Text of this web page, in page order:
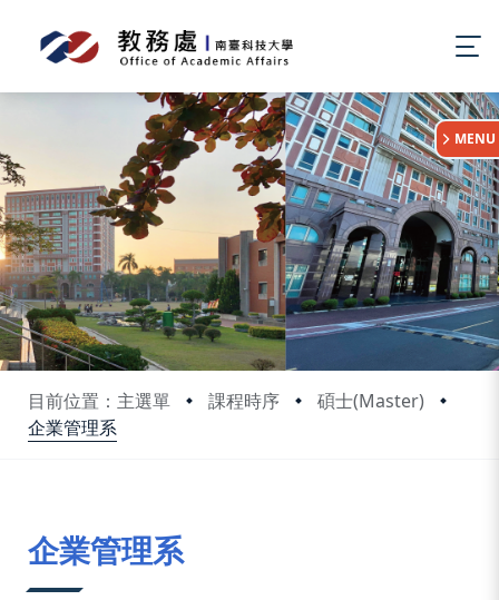
目前位置：主選單 課程時序
碩士(Master)
企業管理系
:::
MENU
企業管理系